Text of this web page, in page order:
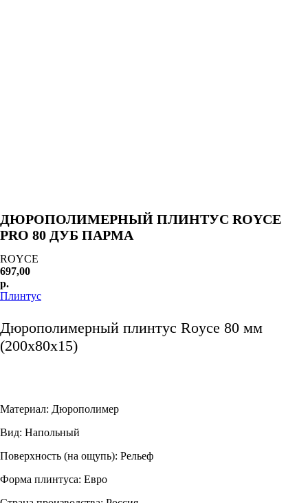
ДЮРОПОЛИМЕРНЫЙ ПЛИНТУС ROYCE
PRO 80 ДУБ ПАРМА
ROYCE
697,00
р.
Плинтус
Дюрополимерный плинтус Royce 80 мм
(200x80x15)
Материал: Дюрополимер
Вид: Напольный
Поверхность (на ощупь): Рельеф
Форма плинтуса: Евро